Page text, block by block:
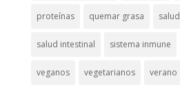
proteínas quemar grasa salud
salud intestinal sistema inmune
veganos vegetarianos verano